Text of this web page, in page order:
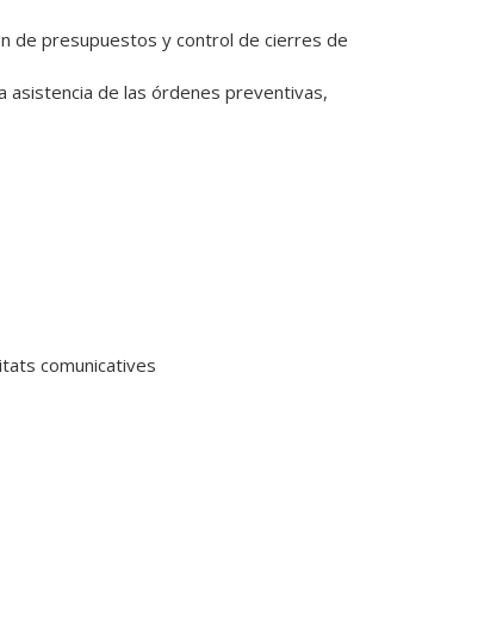
de presupuestos y control de cierres de
asistencia de las órdenes preventivas,
comunicatives